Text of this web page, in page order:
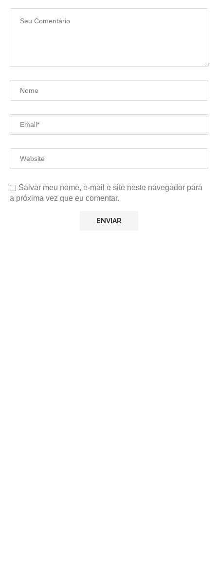
Salvar meu nome, e-mail e site neste navegador para
a próxima vez que eu comentar.